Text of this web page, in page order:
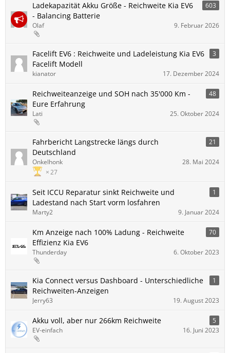
Ladekapazität Akku Größe - Reichweite Kia EV6
- Balancing Batterie
603
Olaf 9. Februar 2026
Facelift EV6 : Reichweite und Ladeleistung Kia EV6
Facelift Modell
3
kianator 17. Dezember 2024
Reichweiteanzeige und SOH nach 35'000 Km -
Eure Erfahrung
48
Lati 25. Oktober 2024
Fahrbericht Langstrecke längs durch
Deutschland
21
27
Onkelhonk 28. Mai 2024
Seit ICCU Reparatur sinkt Reichweite und
Ladestand nach Start vorm losfahren
1
Marty2 9. Januar 2024
Km Anzeige nach 100% Ladung - Reichweite
Effizienz Kia EV6
70
Thunderday 6. Oktober 2023
Kia Connect versus Dashboard - Unterschiedliche
Reichweiten-Anzeigen
1
Jerry63 19. August 2023
Akku voll, aber nur 266km Reichweite
5
EV-einfach
16. Juni 2023